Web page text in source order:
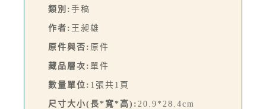
類別: 手稿
作者: 王昶雄
原件與否: 原件
藏品層次: 單件
數量單位: 1張共1頁
尺寸大小(長*寬*高): 20.9*28.4cm